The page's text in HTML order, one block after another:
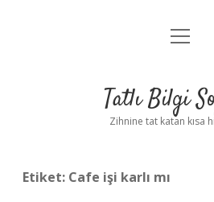
Anasayfa
Yasal Uyarı
menüyü
Tatlı Bilgi
Zihnine tat katan kısa
Etiket: Cafe işi karlı mı